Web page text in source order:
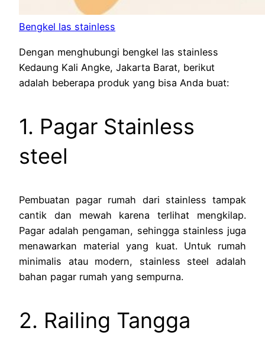
Bengkel las stainless
Dengan menghubungi bengkel las stainless
Kedaung Kali Angke, Jakarta Barat, berikut
adalah beberapa produk yang bisa Anda buat:
1. Pagar Stainless
steel
Pembuatan pagar rumah dari stainless tampak
cantik dan mewah karena terlihat mengkilap.
Pagar adalah pengaman, sehingga stainless juga
menawarkan material yang kuat. Untuk rumah
minimalis atau modern, stainless steel adalah
bahan pagar rumah yang sempurna.
2. Railing Tangga